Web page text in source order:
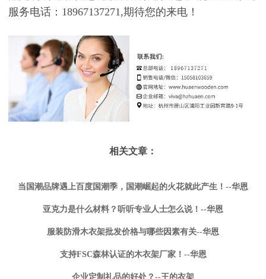
服务电话：18967137271,期待您的来电！
相关文章：
当国潮品牌遇上百度国潮季，国潮崛起的火花就此产生！--华恩
亚克力是什么材料？听听专业人士怎么说！--华恩
服装防滑木衣架批发价格与哪些因素有关--华恩
支持FSC森林认证的木衣架厂家！--华恩
企业定制礼品的好处？--王的衣架